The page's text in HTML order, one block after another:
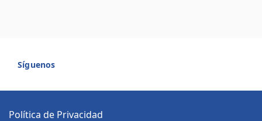
Síguenos
Política de Privacidad